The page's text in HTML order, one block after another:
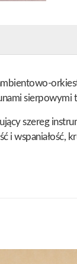
sierpowymi
szereg
i wspaniałość,